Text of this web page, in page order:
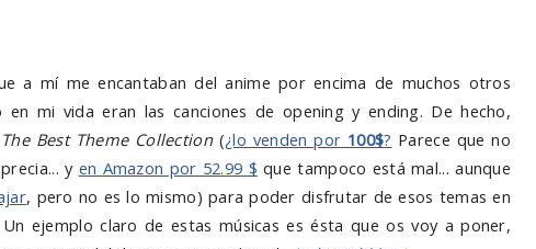
a mí me encantaban del anime por encima de muchos otros
en mi vida eran las canciones de opening y ending. De hecho,
The Best Theme Collection(¿lo venden por 100$? Parece que no
y en Amazon por 52.99 $ que tampoco está mal... aunque
, pero no es lo mismo) para poder disfrutar de esos temas en
ejemplo claro de estas músicas es ésta que os voy a poner,